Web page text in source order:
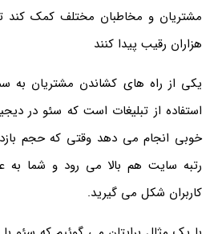
مشتریان و مخاطبان مختلف کمک کند تا
هزاران رقیب پیدا کنند
یکی از راه های کشاندن مشتریان
استفاده از تبلیغات است که سئو در
خوبی انجام می دهد وقتی که حجم
رتبه سایت هم بالا می رود و شما به
کاربران شکل می گیرید.